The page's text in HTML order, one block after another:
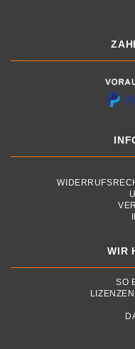
WIR
SO